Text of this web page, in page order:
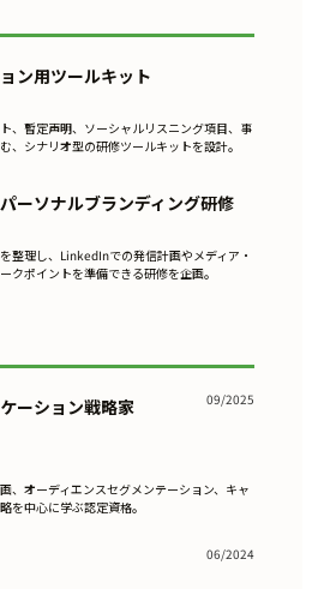
ン用ツールキット
、暫定声明、ソーシャルリスニング項目、事
、シナリオ型の研修ツールキットを設計。
ーソナルブランディング研修
整理し、LinkedInでの発信計画やメディア・
クポイントを準備できる研修を企画。
ーション戦略家 09/2025
、オーディエンスセグメンテーション、キャ
を中心に学ぶ認定資格。
06/2024